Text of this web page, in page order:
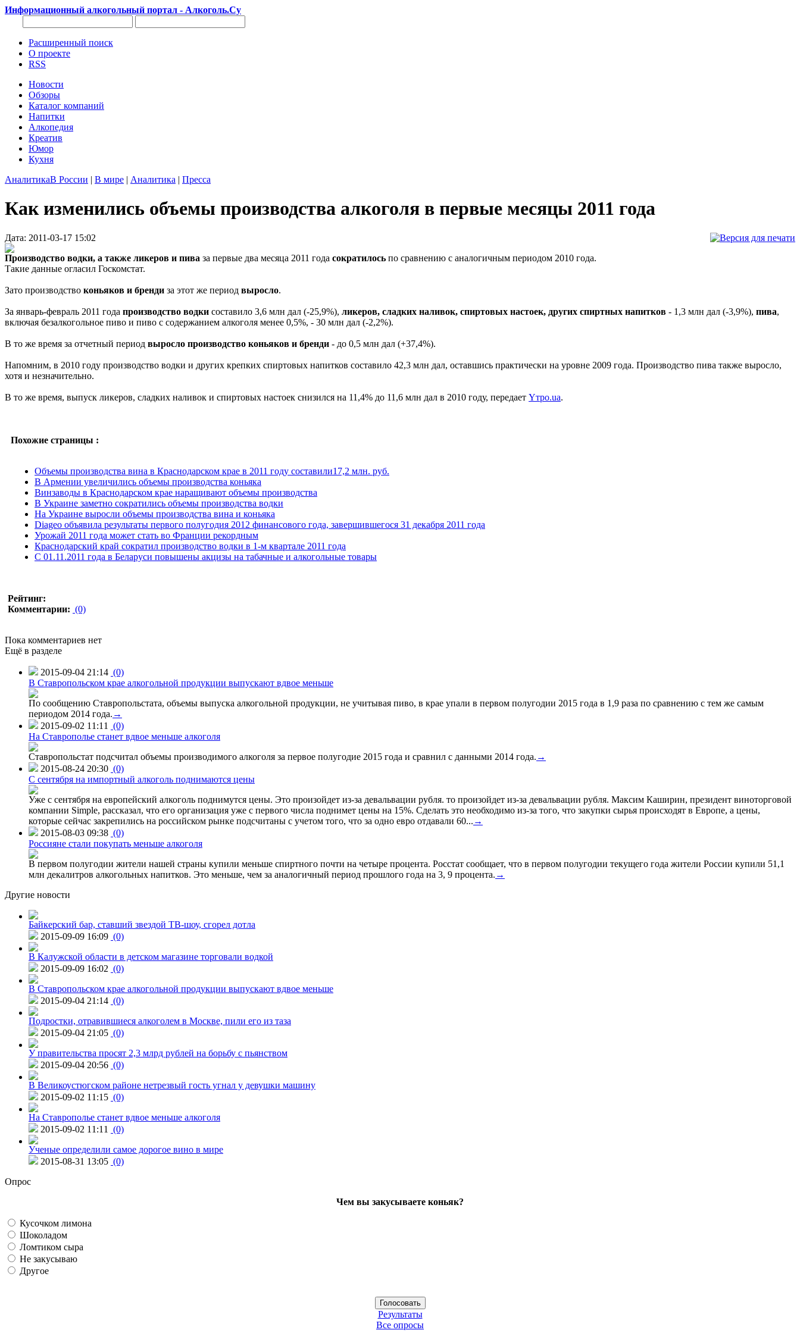
Информационный алкогольный портал - Алкоголь.Су
Расширенный поиск
О проекте
RSS
Новости
Обзоры
Каталог компаний
Напитки
Алкопедия
Креатив
Юмор
Кухня
АналитикаВ России | В мире | Аналитика | Пресса
Как изменились объемы производства алкоголя в первые месяцы 2011 года
Дата: 2011-03-17 15:02
Производство водки, а также ликеров и пива за первые два месяца 2011 года сократилось по сравнению с аналогичным периодом 2010 года.
Такие данные огласил Госкомстат.
Зато производство коньяков и бренди за этот же период выросло.
За январь-февраль 2011 года производство водки составило 3,6 млн дал (-25,9%), ликеров, сладких наливок, спиртовых настоек, других спиртных напитков - 1,3 млн дал (-3,9%), пива,
включая безалкогольное пиво и пиво с содержанием алкоголя менее 0,5%, - 30 млн дал (-2,2%).
В то же время за отчетный период выросло производство коньяков и бренди - до 0,5 млн дал (+37,4%).
Напомним, в 2010 году производство водки и других крепких спиртовых напитков составило 42,3 млн дал, оставшись практически на уровне 2009 года. Производство пива также выросло,
хотя и незначительно.
В то же время, выпуск ликеров, сладких наливок и спиртовых настоек снизился на 11,4% до 11,6 млн дал в 2010 году, передает Yтро.ua.
Похожие страницы :
Объемы производства вина в Краснодарском крае в 2011 году составили17,2 млн. руб.
В Армении увеличились объемы производства коньяка
Винзаводы в Краснодарском крае наращивают объемы производства
В Украине заметно сократились объемы производства водки
На Украине выросли объемы производства вина и коньяка
Diageo объявила результаты первого полугодия 2012 финансового года, завершившегося 31 декабря 2011 года
Урожай 2011 года может стать во Франции рекордным
Краснодарский край сократил производство водки в 1-м квартале 2011 года
С 01.11.2011 года в Беларуси повышены акцизы на табачные и алкогольные товары
Рейтинг:
Комментарии: (0)
Пока комментариев нет
Ещё в разделе
2015-09-04 21:14 (0)
В Ставропольском крае алкогольной продукции выпускают вдвое меньше
По сообщению Ставропольстата, объемы выпуска алкогольной продукции, не учитывая пиво, в крае упали в первом полугодии 2015 года в 1,9 раза по сравнению с тем же самым
периодом 2014 года. →
2015-09-02 11:11
(0)
На Ставрополье станет вдвое меньше алкоголя
Ставропольстат подсчитал объемы производимого алкоголя за первое полугодие 2015 года и сравнил с данными 2014 года. →
2015-08-24 20:30 (0)
C сентября на импортный алкоголь поднимаются цены
Уже с сентября на европейский алкоголь поднимутся цены. Это произойдет из-за девальвации рубля. то произойдет из-за девальвации рубля. Максим Каширин, президент виноторговой
компании Simple, рассказал, что его организация уже с первого числа поднимет цены на 15%. Сделать это необходимо из-за того, что закупки сырья происходят в Европе, а цены,
которые сейчас закрепились на российском рынке подсчитаны с учетом того, что за одно евро отдавали 60... →
2015-08-03 09:38 (0)
Россияне стали покупать меньше алкоголя
В первом полугодии жители нашей страны купили меньше спиртного почти на четыре процента. Росстат сообщает, что в первом полугодии текущего года жители России купили 51,1
млн декалитров алкогольных напитков. Это меньше, чем за аналогичный период прошлого года на 3, 9 процента. →
Другие новости
Байкерский бар, ставший звездой ТВ-шоу, сгорел дотла
2015-09-09 16:09 (0)
В Калужской области в детском магазине торговали водкой
2015-09-09 16:02 (0)
В Ставропольском крае алкогольной продукции выпускают вдвое меньше
2015-09-04 21:14 (0)
Подростки, отравившиеся алкоголем в Москве, пили его из таза
2015-09-04 21:05 (0)
У правительства просят 2,3 млрд рублей на борьбу с пьянством
2015-09-04 20:56 (0)
В Великоустюгском районе нетрезвый гость угнал у девушки машину
2015-09-02 11:15 (0)
На Ставрополье станет вдвое меньше алкоголя
2015-09-02 11:11
(0)
Ученые определили самое дорогое вино в мире
2015-08-31 13:05 (0)
Опрос
Чем вы закусываете коньяк?
Кусочком лимона
Шоколадом
Ломтиком сыра
Не закусываю
Другое
Результаты
Все опросы